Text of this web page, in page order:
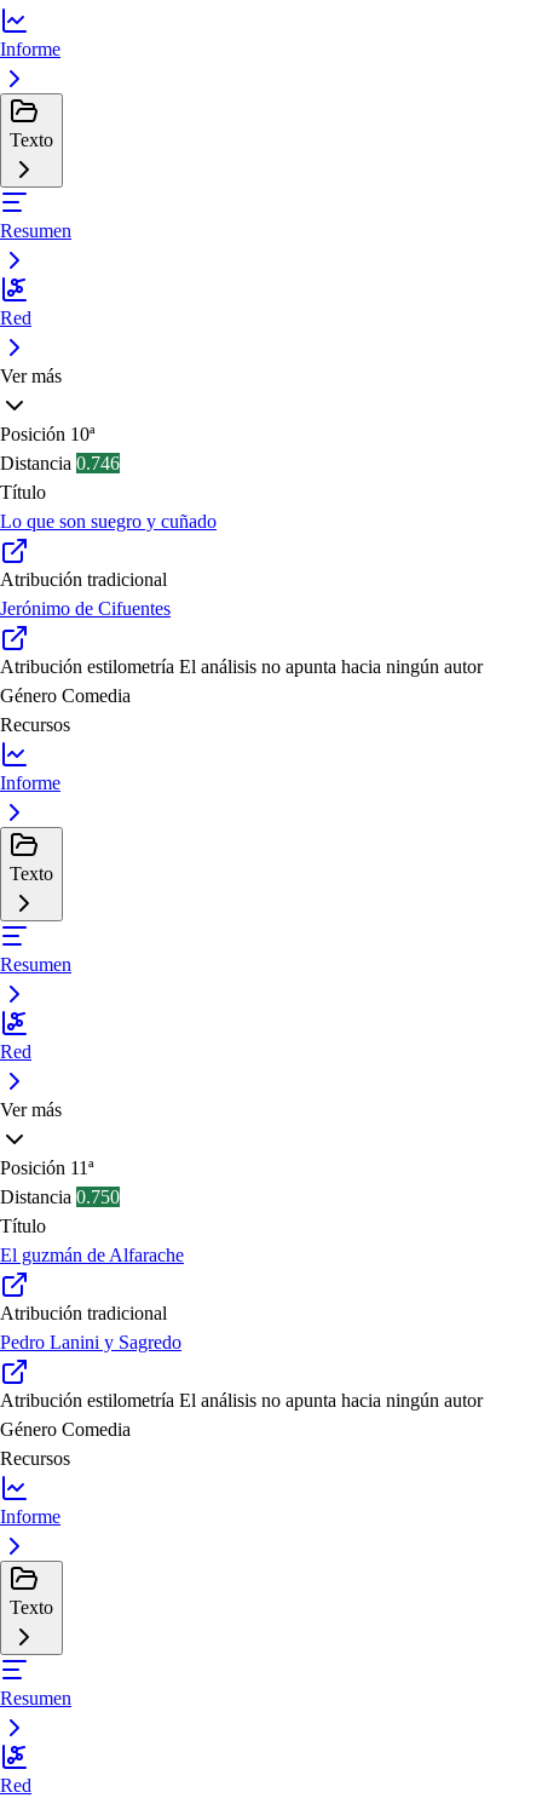
Informe
Texto
Resumen
Red
Ver más
Posición 10ª
Distancia 0.746
Título
Lo que son suegro y cuñado
Atribución tradicional
Jerónimo de Cifuentes
Atribución estilometría El análisis no apunta hacia ningún autor
Género Comedia
Recursos
Informe
Texto
Resumen
Red
Ver más
Posición 11ª
Distancia 0.750
Título
El guzmán de Alfarache
Atribución tradicional
Pedro Lanini y Sagredo
Atribución estilometría El análisis no apunta hacia ningún autor
Género Comedia
Recursos
Informe
Texto
Resumen
Red